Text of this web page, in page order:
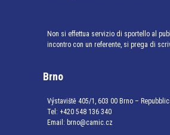
Non si effettua servizio di sportello al
incontro con un referente, si prega di
Brno
Výstaviště 405/1, 603 00 Brno –
Tel: +420 548 136 340
Email: brno@camic.cz